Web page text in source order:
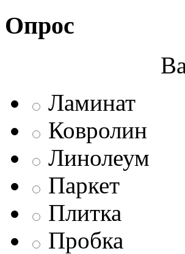
Опрос
Ламинат
Ковролин
Линолеум
Паркет
Плитка
Пробка